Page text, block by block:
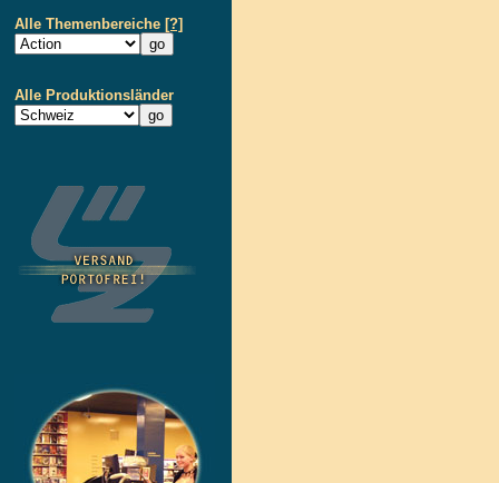
Alle Themenbereiche [?]
Alle Produktionsländer